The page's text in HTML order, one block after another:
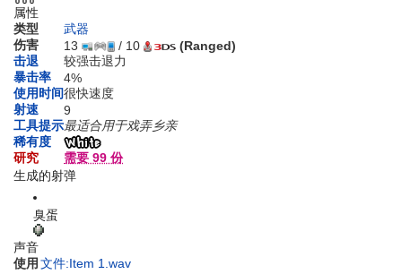
航
索
属性
类型
武器
伤害
13 / 10
(Ranged)
击退
较强击退力
暴击率
4%
使用时间很快速度
射速
9
工具提示最适合用于戏弄乡亲
稀有度
研究
需要 99 份
生成的射弹
臭蛋
声音
使用文件:Item 1.wav